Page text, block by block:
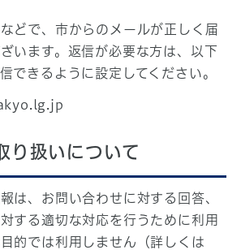
どで、市からのメールが正しく届
います。返信が必要な方は、以下
できるように設定してください。
り扱いについて
は、お問い合わせに対する回答、
する適切な対応を行うために利用
的では利用しません（詳しくは